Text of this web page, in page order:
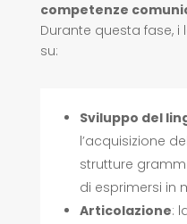
competenze
Durante questa fase,
su:
Sviluppo del
l’acquisizione
strutture
di esprimersi in
Articolazione: